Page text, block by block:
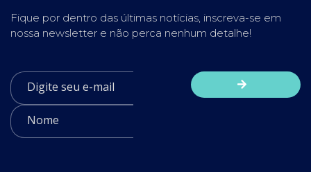
Fique por dentro das últimas notícias, inscreva-se em
nossa newsletter e não perca nenhum detalhe!